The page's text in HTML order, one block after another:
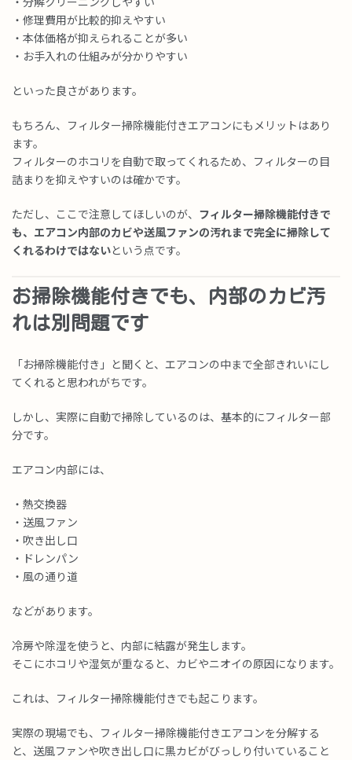
・修理費用が比較的抑えやすい
・本体価格が抑えられることが多い
・お手入れの仕組みが分かりやすい
といった良さがあります。
もちろん、フィルター掃除機能付きエアコンにもメリットはあり
ます。
フィルターのホコリを自動で取ってくれるため、フィルターの目
詰まりを抑えやすいのは確かです。
ただし、ここで注意してほしいのが、 フィルター掃除機能付きで
も、エアコン内部のカビや送風ファンの汚れまで完全に掃除して
くれるわけではないという点です。
お掃除機能付きでも、内部のカビ汚
れは別問題です
「お掃除機能付き」と聞くと、エアコンの中まで全部きれいにし
てくれると思われがちです。
しかし、実際に自動で掃除しているのは、基本的にフィルター部
分です。
エアコン内部には、
・熱交換器
・送風ファン
・吹き出し口
・ドレンパン
・風の通り道
などがあります。
冷房や除湿を使うと、内部に結露が発生します。
そこにホコリや湿気が重なると、カビやニオイの原因になります。
これは、フィルター掃除機能付きでも起こります。
実際の現場でも、フィルター掃除機能付きエアコンを分解する
と、送風ファンや吹き出し口に黒カビがびっしり付いていること